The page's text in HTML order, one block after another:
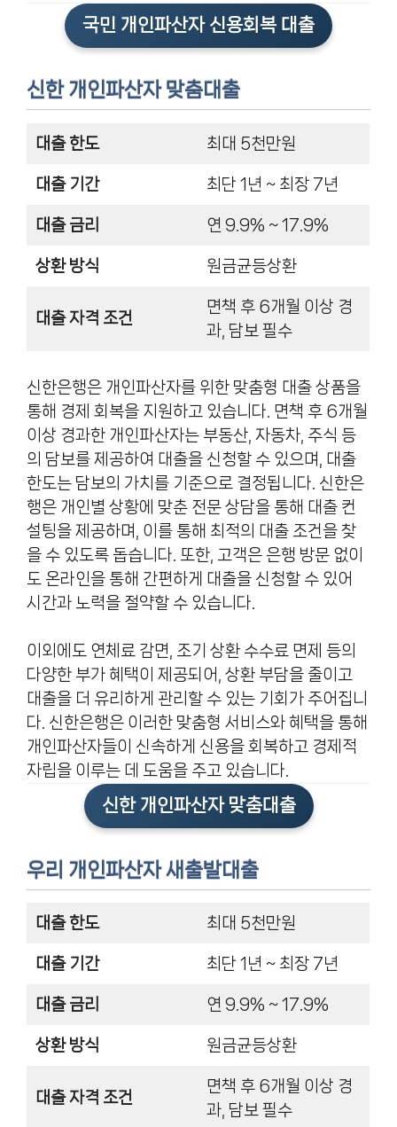
국민 개인파산자 신용회복 대출
신한 개인파산자 맞춤대출
대출 한도 최대 5천만원
대출 기간 최단 1년 ~ 최장 7년
대출 금리 연 9.9% ~ 17.9%
상환 방식 원금균등상환
대출 자격 조건
면책 후 6개월 이상 경
과, 담보 필수
신한은행은 개인파산자를 위한 맞춤형 대출 상품을
통해 경제 회복을 지원하고 있습니다. 면책 후 6개월
이상 경과한 개인파산자는 부동산, 자동차, 주식 등
의 담보를 제공하여 대출을 신청할 수 있으며, 대출
한도는 담보의 가치를 기준으로 결정됩니다. 신한은
행은 개인별 상황에 맞춘 전문 상담을 통해 대출 컨
설팅을 제공하며, 이를 통해 최적의 대출 조건을 찾
을 수 있도록 돕습니다. 또한, 고객은 은행 방문 없이
도 온라인을 통해 간편하게 대출을 신청할 수 있어
시간과 노력을 절약할 수 있습니다.
이외에도 연체료 감면, 조기 상환 수수료 면제 등의
다양한 부가 혜택이 제공되어, 상환 부담을 줄이고
대출을 더 유리하게 관리할 수 있는 기회가 주어집니
다. 신한은행은 이러한 맞춤형 서비스와 혜택을 통해
개인파산자들이 신속하게 신용을 회복하고 경제적
자립을 이루는 데 도움을 주고 있습니다.
신한 개인파산자 맞춤대출
우리 개인파산자 새출발대출
대출 한도 최대 5천만원
대출 기간 최단 1년 ~ 최장 7년
대출 금리 연 9.9% ~ 17.9%
상환 방식 원금균등상환
대출 자격 조건
면책 후 6개월 이상 경
과, 담보 필수